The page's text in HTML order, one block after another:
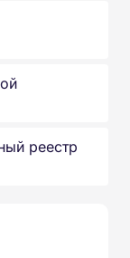
реестр